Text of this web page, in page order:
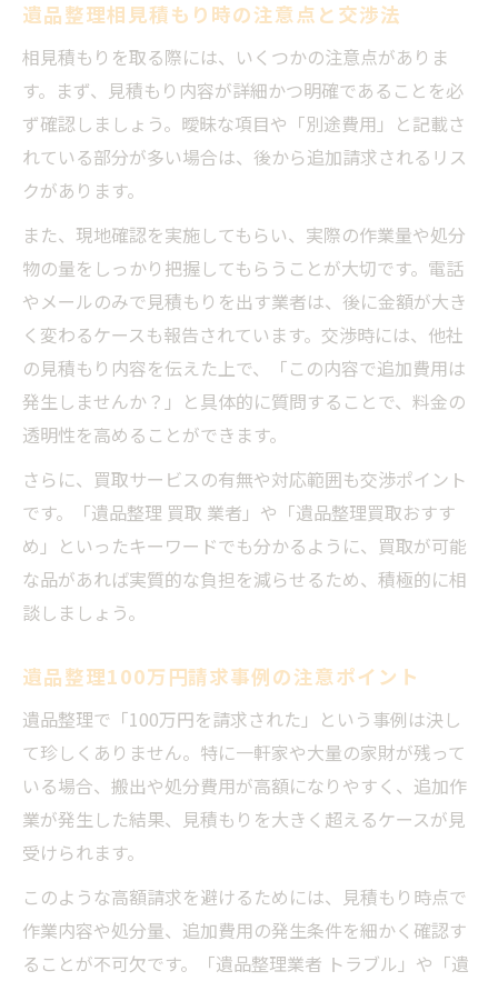
遺品整理相見積もり時の注意点と交渉法
相見積もりを取る際には、いくつかの注意点がありま
す。まず、見積もり内容が詳細かつ明確であることを必
ず確認しましょう。曖昧な項目や「別途費用」と記載さ
れている部分が多い場合は、後から追加請求されるリス
クがあります。
また、現地確認を実施してもらい、実際の作業量や処分
物の量をしっかり把握してもらうことが大切です。電話
やメールのみで見積もりを出す業者は、後に金額が大き
く変わるケースも報告されています。交渉時には、他社
の見積もり内容を伝えた上で、「この内容で追加費用は
発生しませんか？」と具体的に質問することで、料金の
透明性を高めることができます。
さらに、買取サービスの有無や対応範囲も交渉ポイント
です。「遺品整理 買取 業者」や「遺品整理買取おすす
め」といったキーワードでも分かるように、買取が可能
な品があれば実質的な負担を減らせるため、積極的に相
談しましょう。
遺品整理100万円請求事例の注意ポイント
遺品整理で「100万円を請求された」という事例は決し
て珍しくありません。特に一軒家や大量の家財が残って
いる場合、搬出や処分費用が高額になりやすく、追加作
業が発生した結果、見積もりを大きく超えるケースが見
受けられます。
このような高額請求を避けるためには、見積もり時点で
作業内容や処分量、追加費用の発生条件を細かく確認す
ることが不可欠です。「遺品整理業者 トラブル」や「遺